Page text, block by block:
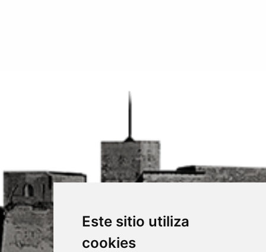
Este sitio utiliza
cookies